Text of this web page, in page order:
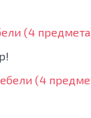
(4